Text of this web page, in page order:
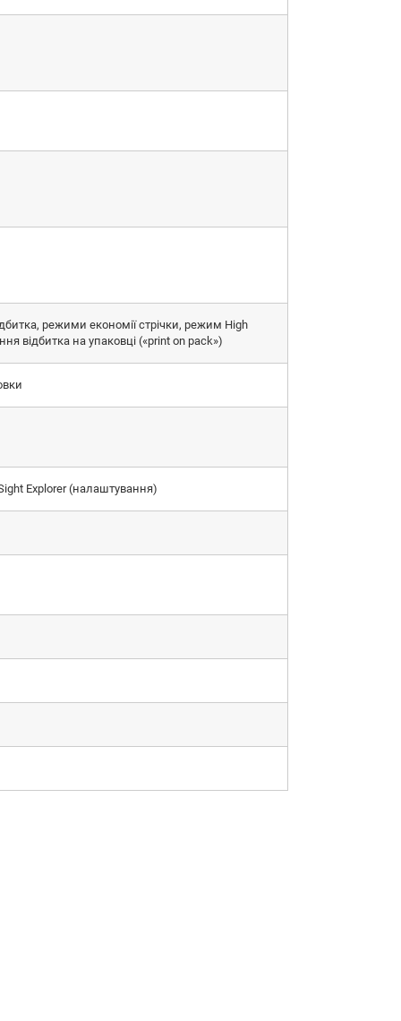
режими економії стрічки, режим High
відбитка на упаковці («print on pack»)
Explorer (налаштування)